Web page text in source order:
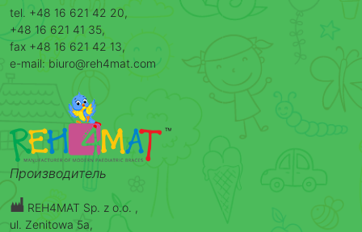
tel. +48 16 621 42 20,
+48 16 621 41 35,
fax +48 16 621 42 13,
e-mail: biuro@reh4mat.com
Производитель
REH4MAT Sp. z o.o. ,
ul. Zenitowa 5a,